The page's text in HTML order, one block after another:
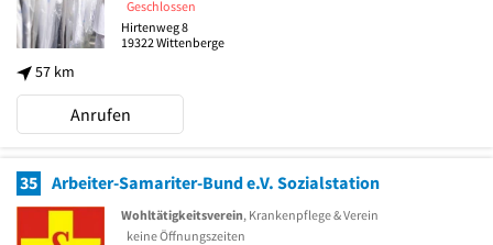
57 km
Geschlossen
Hirtenweg 8
19322 Wittenberge
Anrufen
35 Arbeiter-Samariter-Bund e.V. Sozialstation
Wohltätigkeitsverein, Krankenpflege & Verein
keine Öffnungszeiten